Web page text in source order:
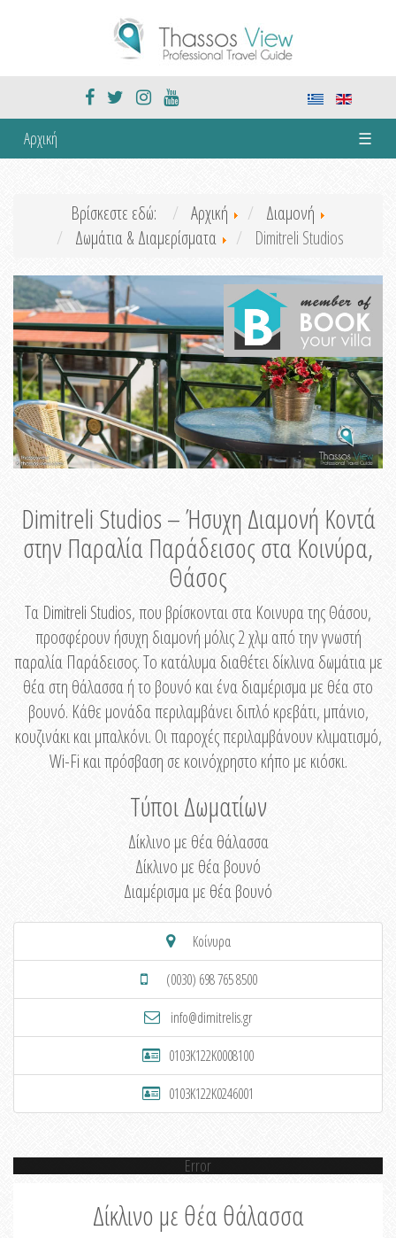
Αρχική ☰
Βρίσκεστε εδώ: Αρχική
Διαμονή
Δωμάτια & Διαμερίσματα
Dimitreli Studios
Dimitreli Studios – Ήσυχη Διαμονή Κοντά
στην Παραλία Παράδεισος στα Κοινύρα,
Θάσος
Τα Dimitreli Studios, που βρίσκονται στα Κοινυρα της Θάσου,
προσφέρουν ήσυχη διαμονή μόλις 2 χλμ από την γνωστή
παραλία Παράδεισος. Το κατάλυμα διαθέτει δίκλινα δωμάτια με
θέα στη θάλασσα ή το βουνό και ένα διαμέρισμα με θέα στο
βουνό. Κάθε μονάδα περιλαμβάνει διπλό κρεβάτι, μπάνιο,
κουζινάκι και μπαλκόνι. Οι παροχές περιλαμβάνουν κλιματισμό,
Wi-Fi και πρόσβαση σε κοινόχρηστο κήπο με κιόσκι.
Τύποι Δωματίων
Δίκλινο με θέα θάλασσα
Δίκλινο με θέα βουνό
Διαμέρισμα με θέα βουνό
Κοίνυρα
(0030) 698 765 8500
info@dimitrelis.gr
0103K122K0008100
0103K122K0246001
Error
Δίκλινο με θέα θάλασσα